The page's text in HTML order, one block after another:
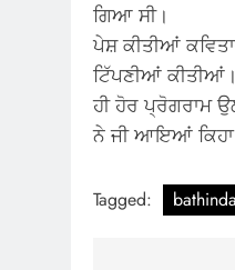
ਗਿਆ ਸੀ।
ਪੇਸ਼ ਕੀਤੀਆਂ
ਟਿੱਪਣੀਆਂ ਕੀਤੀਆਂ।
ਹੀ ਹੋਰ ਪ੍ਰੋਗਰਾਮ
ਨੇ ਜੀ ਆਇਆਂ ਕਿਹਾ
Tagged: bathinda